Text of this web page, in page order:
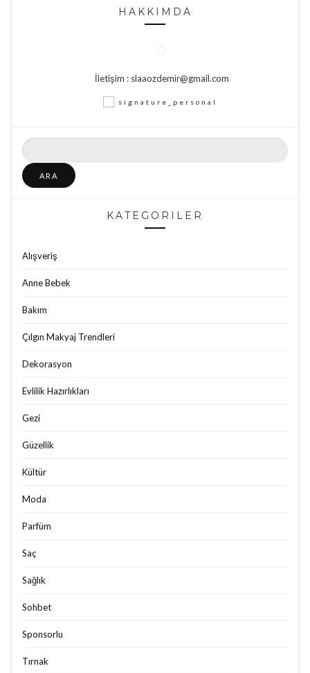
HAKKIMDA
İletişim : slaaozdemir@gmail.com
Arama:
KATEGORILER
Alışveriş
Anne Bebek
Bakım
Çılgın Makyaj Trendleri
Dekorasyon
Evlilik Hazırlıkları
Gezi
Güzellik
Kültür
Moda
Parfüm
Saç
Sağlık
Sohbet
Sponsorlu
Tırnak